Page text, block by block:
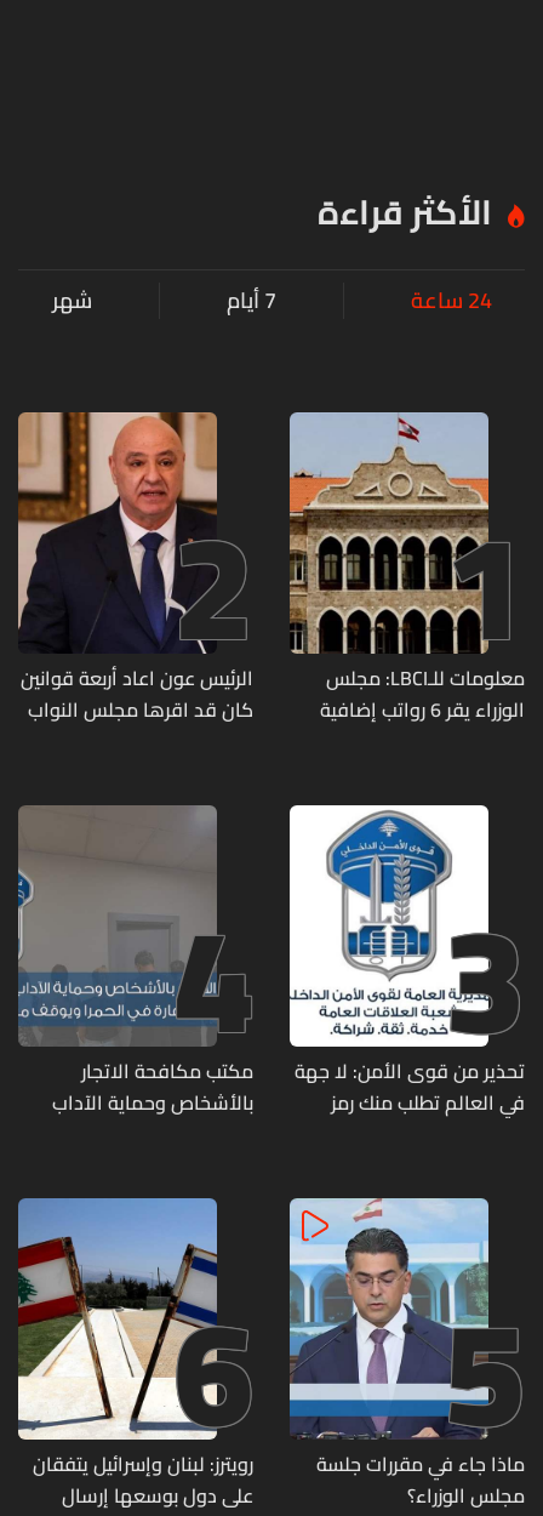
الأكثر قراءة
24 ساعة 7 أيام شهر
1
معلومات للـLBCI: مجلس
الوزراء يقر 6 رواتب إضافية
منذ آذار
2
الرئيس عون اعاد أربعة قوانين
كان قد اقرها مجلس النواب
3
تحذير من قوى الأمن: لا جهة
في العالم تطلب منك رمز
4
مكتب مكافحة الاتجار
بالأشخاص وحماية الآداب
متورطين
5
ماذا جاء في مقررات جلسة
مجلس الوزراء؟
6
رويترز: لبنان وإسرائيل يتفقان
على دول بوسعها إرسال